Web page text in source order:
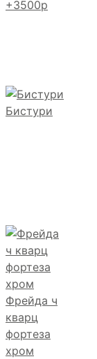
+3500р
Бистури
Фрейда ч
кварц
фортеза
хром